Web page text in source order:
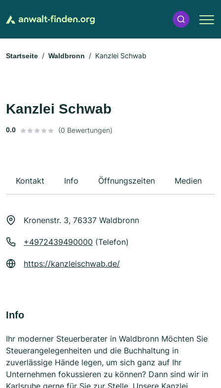
Startseite Waldbronn Kanzlei Schwab
Kanzlei Schwab
0.0 (0 Bewertungen)
Kontakt Info Öffnungszeiten Medien
Kronenstr. 3, 76337 Waldbronn
+4972439490000 (Telefon)
https://kanzleischwab.de/
Info
Ihr moderner Steuerberater in Waldbronn Möchten Sie
Steuerangelegenheiten und die Buchhaltung in
zuverlässige Hände legen, um sich ganz auf Ihr
Unternehmen fokussieren zu können? Dann sind wir in
Karlsruhe gerne für Sie zur Stelle. Unsere Kanzlei